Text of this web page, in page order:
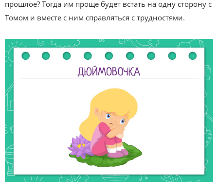
прошлое? Тогда им проще будет встать на одну сторону с
Томом и вместе с ним справляться с трудностями.